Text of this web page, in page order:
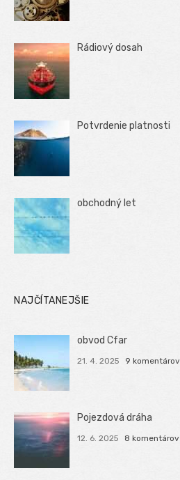
Rádiový dosah
Potvrdenie platnosti
obchodný let
NAJČÍTANEJŠIE
obvod Cfar
21. 4. 2025 9 komentárov
Pojezdová dráha
12. 6. 2025 8 komentárov